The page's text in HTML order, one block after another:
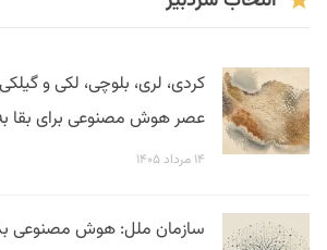
کردی، لری، بلوچی، لکی و
عصر هوش مصنوعی برای بقا به
۱۴ مرداد ۱۴۰۵
سازمان ملل: هوش مصنوعی